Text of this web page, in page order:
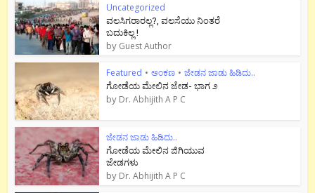
Uncategorized
ವಲಸಿಗರಾರಲ್ಲ?, ವಲಸೆಯು ನಿಂತರೆ
ಬದುಕಿಲ್ಲ !
by Guest Author
Featured • ಅಂಕಣ • ಜೇಡನ ಜಾಡು ಹಿಡಿದು..
ಗೋಡೆಯ ಮೇಲಿನ ಜೇಡ- ಭಾಗ ೨
by Dr. Abhijith A P C
ಜೇಡನ ಜಾಡು ಹಿಡಿದು..
ಗೋಡೆಯ ಮೇಲಿನ ಜಿಗಿಯುವ
ಜೇಡಗಳು
by Dr. Abhijith A P C